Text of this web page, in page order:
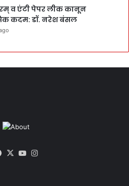
व एंटी पेपर लीक कानून
कदम: डॉ. नरेश बंसल
Facebook
X YouTube